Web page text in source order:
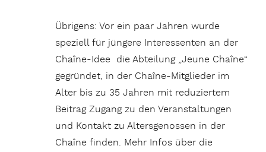
Übrigens: Vor ein paar Jahren wurde
speziell für jüngere Interessenten an der
Chaîne-Idee die Abteilung „Jeune Chaîne“
gegründet, in der Chaîne-Mitglieder im
Alter bis zu 35 Jahren mit reduziertem
Beitrag Zugang zu den Veranstaltungen
und Kontakt zu Altersgenossen in der
Chaîne finden. Mehr Infos über die